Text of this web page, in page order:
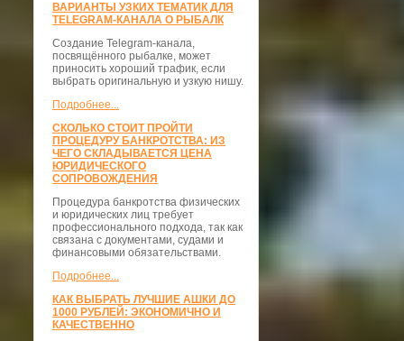
ВАРИАНТЫ УЗКИХ ТЕМАТИК ДЛЯ
TELEGRAM-КАНАЛА О РЫБАЛК
Создание Telegram-канала,
посвящённого рыбалке, может
приносить хороший трафик, если
выбрать оригинальную и узкую нишу.
Подробнее...
СКОЛЬКО СТОИТ ПРОЙТИ
ПРОЦЕДУРУ БАНКРОТСТВА: ИЗ
ЧЕГО СКЛАДЫВАЕТСЯ ЦЕНА
ЮРИДИЧЕСКОГО
СОПРОВОЖДЕНИЯ
Процедура банкротства физических
и юридических лиц требует
профессионального подхода, так как
связана с документами, судами и
финансовыми обязательствами.
Подробнее...
КАК ВЫБРАТЬ ЛУЧШИЕ АШКИ ДО
1000 РУБЛЕЙ: ЭКОНОМИЧНО И
КАЧЕСТВЕННО